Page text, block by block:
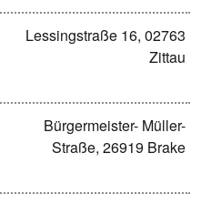
Lessingstraße 16, 02763
Zittau
Bürgermeister- Müller-
Straße, 26919 Brake